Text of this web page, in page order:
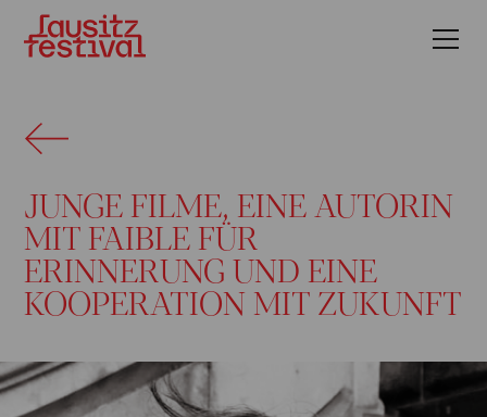
JUNGE FILME, EINE AUTORIN
MIT FAIBLE FÜR
ERINNERUNG UND EINE
KOOPERATION MIT ZUKUNFT